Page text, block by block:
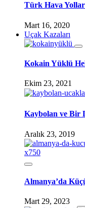
Türk Hava
Mart 16, 2020
Uçak Kazaları
Kokain Yüklü
Ekim 23, 2021
Kaybolan ve Bir
Aralık 23, 2019
Almanya’da
Mart 29, 2023